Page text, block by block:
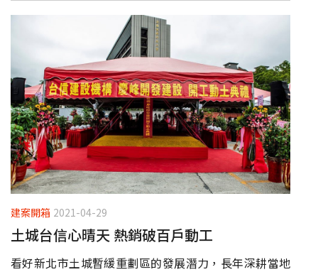
建案開箱 2021-04-29
土城台信心晴天 熱銷破百戶動工
看好新北市土城暫緩重劃區的發展潛力，長年深耕當地